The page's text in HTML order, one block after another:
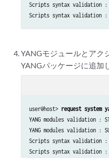
Scripts syntax validation :
YANGモジュールとアク
YANGパッケージに追加
user@host> request system
YANG modules validation :
YANG modules validation :
Scripts syntax validation :
Scripts syntax validation :